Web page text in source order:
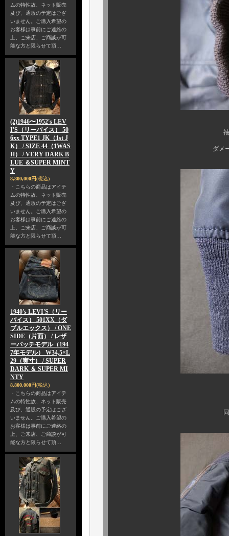
ムの特性故、ネット販売
及び、通販の予定はござ
いません。ご購入希望の
お客様は事前にご連絡の
上、ご来店、ご商談が可
能な方と限らせて頂…
(2)1946〜1952's LEV
I'S（リーバイス） 50
6xx TYPE1 JK（1st J
K） / SIZE 44（1WAS
H） / VERY DARK B
LUE ＆SUPER MINT
Y
8,800,000円(税込)
・こちらの商品はアイテ
ムの特性故、ネット販売
及び、通販の予定はござ
いません。ご購入希望の
お客様は事前にご連絡の
上、ご来店、ご商談が可
能な方と限らせて頂…
1940's LEVI'S（リー
バイス） 501XX（ダ
ブルエックス） / ONE
SIDE（片面） / レザ
ーパッチモデル（194
7年モデル） W34,5×L
29（実寸） / SUPER
DARK ＆ SUPER MI
NTY
8,800,000円(税込)
・こちらの商品はアイテ
ムの特性故、ネット販売
及び、通販の予定はござ
いません。ご購入希望の
お客様は事前にご連絡の
上、ご来店、ご商談が可
能な方と限らせて頂…
袖リブのコンディシ
ダメージやホール、
同様に、実に素晴ら